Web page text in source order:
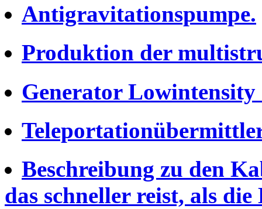
Antigravitationspumpe.
Produktion der
Generator
Beschreibung zu den
das schneller reist, als